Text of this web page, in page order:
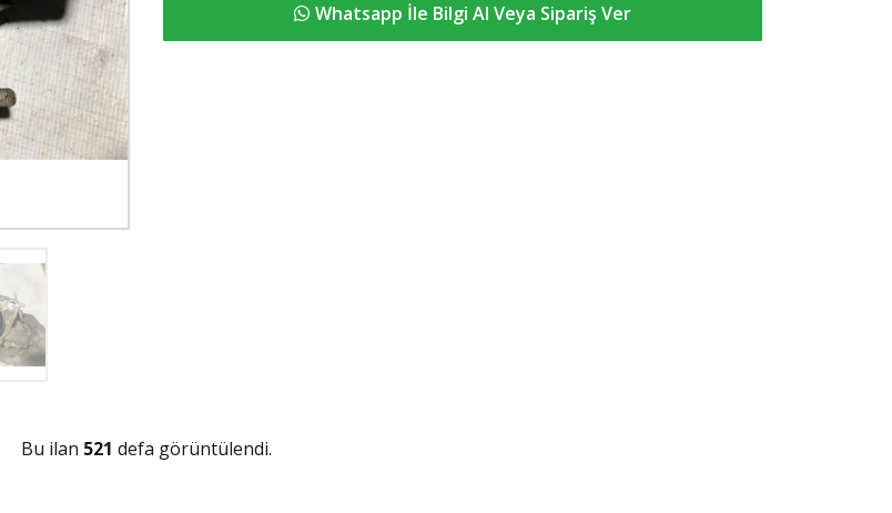
Whatsapp İle Bilgi Al Veya Sipariş Ver
Bu ilan 521 defa görüntülendi.